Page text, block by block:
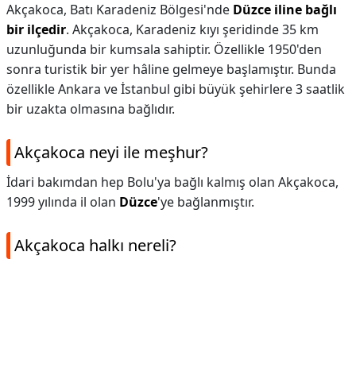
Akçakoca, Batı Karadeniz Bölgesi'nde Düzce iline bağlı
bir ilçedir. Akçakoca, Karadeniz kıyı şeridinde 35 km
uzunluğunda bir kumsala sahiptir. Özellikle 1950'den
sonra turistik bir yer hâline gelmeye başlamıştır. Bunda
özellikle Ankara ve İstanbul gibi büyük şehirlere 3 saatlik
bir uzakta olmasına bağlıdır.
Akçakoca neyi ile meşhur?
İdari bakımdan hep Bolu'ya bağlı kalmış olan Akçakoca,
1999 yılında il olan Düzce'ye bağlanmıştır.
Akçakoca halkı nereli?